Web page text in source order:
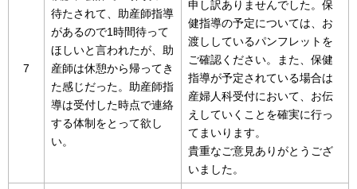
7
待たされて、助産師指導
があるので1時間待って
ほしいと言われたが、助
産師は休憩から帰ってき
た感じだった。助産師指
導は受付した時点で連絡
する体制をとって欲し
い。
申し訳ありませんでした。保
健指導の予定については、お
渡ししているパンフレットを
ご確認ください。また、保健
指導が予定されている場合は
産婦人科受付において、お伝
えしていくことを確実に行っ
てまいります。
貴重なご意見ありがとうござ
いました。